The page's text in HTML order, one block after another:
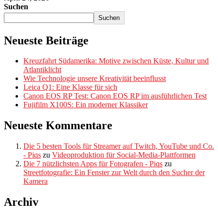
Suchen
Suchen
Neueste Beiträge
Kreuzfahrt Südamerika: Motive zwischen Küste, Kultur und
Atlantiklicht
Wie Technologie unsere Kreativität beeinflusst
Leica Q1: Eine Klasse für sich
Canon EOS RP Test: Canon EOS RP im ausführlichen Test
Fujifilm X100S: Ein moderner Klassiker
Neueste Kommentare
Die 5 besten Tools für Streamer auf Twitch, YouTube und Co.
- Piqs zu Videoproduktion für Social-Media-Plattformen
Die 7 nützlichsten Apps für Fotografen - Piqs zu
Streetfotografie: Ein Fenster zur Welt durch den Sucher der
Kamera
Archiv